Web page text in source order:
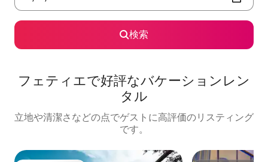
検索
フェティエで好評なバケーションレン
タル
立地や清潔さなどの点でゲストに高評価のリスティング
です。